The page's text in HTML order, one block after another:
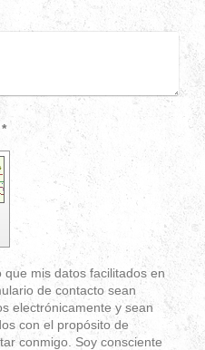
Captcha (código antispam): *
que mis datos facilitados en
de contacto sean
electrónicamente y sean
con el propósito de
conmigo. Soy consciente